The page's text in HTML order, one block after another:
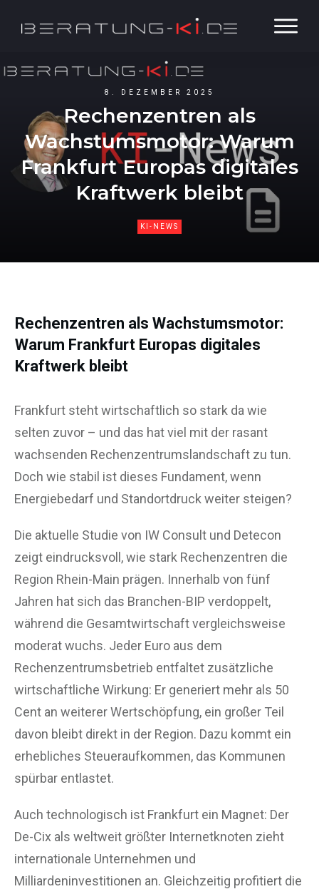
8. DEZEMBER 2025
Rechenzentren als
Wachstumsmotor: Warum
Frankfurt Europas digitales
Kraftwerk bleibt
KI-NEWS
Rechenzentren als Wachstumsmotor:
Warum Frankfurt Europas digitales
Kraftwerk bleibt
Frankfurt steht wirtschaftlich so stark da wie
selten zuvor – und das hat viel mit der rasant
wachsenden Rechenzentrumslandschaft zu tun.
Doch wie stabil ist dieses Fundament, wenn
Energiebedarf und Standortdruck weiter steigen?
Die aktuelle Studie von IW Consult und Detecon
zeigt eindrucksvoll, wie stark Rechenzentren die
Region Rhein-Main prägen. Innerhalb von fünf
Jahren hat sich das Branchen-BIP verdoppelt,
während die Gesamtwirtschaft vergleichsweise
moderat wuchs. Jeder Euro aus dem
Rechenzentrumsbetrieb entfaltet zusätzliche
wirtschaftliche Wirkung: Er generiert mehr als 50
Cent an weiterer Wertschöpfung, ein großer Teil
davon bleibt direkt in der Region. Dazu kommt ein
erhebliches Steueraufkommen, das Kommunen
spürbar entlastet.
Auch technologisch ist Frankfurt ein Magnet: Der
De-Cix als weltweit größter Internetknoten zieht
internationale Unternehmen und
Milliardeninvestitionen an. Gleichzeitig profitiert die